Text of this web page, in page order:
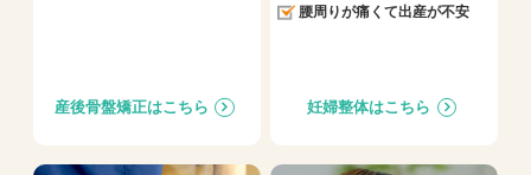
産後骨盤矯正はこちら
腰周りが痛くて出産が不安
妊婦整体はこちら